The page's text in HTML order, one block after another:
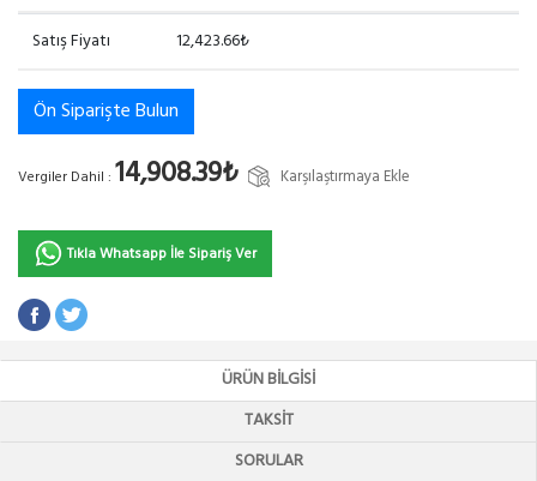
Satış Fiyatı 12,423.66₺
Ön Siparişte Bulun
Vergiler Dahil : 14,908.39₺ Karşılaştırmaya Ekle
Tıkla Whatsapp İle Sipariş Ver
ÜRÜN BILGISI
TAKSIT
SORULAR